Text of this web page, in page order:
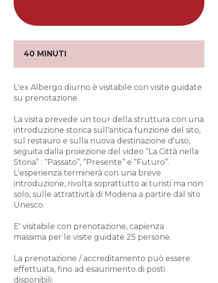
40 MINUTI
L'ex Albergo diurno è visitabile con visite guidate
su prenotazione.
La visita prevede un tour della struttura con una
introduzione storica sull'antica funzione del sito,
sul restauro e sulla nuova destinazione d'uso,
seguita dalla proiezione del video “La Città nella
Storia” : “Passato”, “Presente” e “Futuro”.
L'esperienza terminerà con una breve
introduzione, rivolta soprattutto ai turisti ma non
solo, sulle attrattività di Modena a partire dal sito
Unesco.
E' visitabile con prenotazione, capienza
massima per le visite guidate 25 persone.
La prenotazione / accreditamento può essere
effettuata, fino ad esaurimento di posti
disponibili: